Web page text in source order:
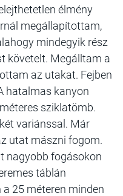
élmény
megállapítottam,
mindegyik rész
követelt. Megálltam a
az utakat. Fejben
hatalmas kanyon
sziklatömb.
variánssal. Már
utat mászni fogom.
nagyobb fogásokon
táblán
a 25 méteren minden